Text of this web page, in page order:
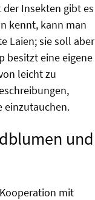
Insekten gibt es
kennt, kann man
Laien; sie soll aber
besitzt eine eigene
leicht zu
einzutauchen.
und
mit